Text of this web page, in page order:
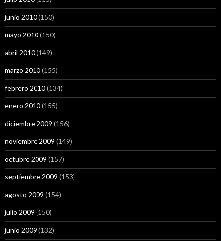
junio 2010(150)
mayo 2010(150)
abril 2010(149)
marzo 2010(155)
febrero 2010(134)
enero 2010(155)
diciembre 2009 (156)
noviembre 2009 (149)
octubre 2009 (157)
septiembre 2009 (153)
agosto 2009 (154)
julio 2009 (150)
junio 2009 (132)